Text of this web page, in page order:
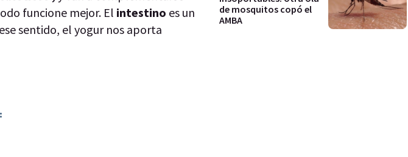
funcione mejor. El intestino es un
sentido, el yogur nos aporta
de mosquitos copó el
AMBA